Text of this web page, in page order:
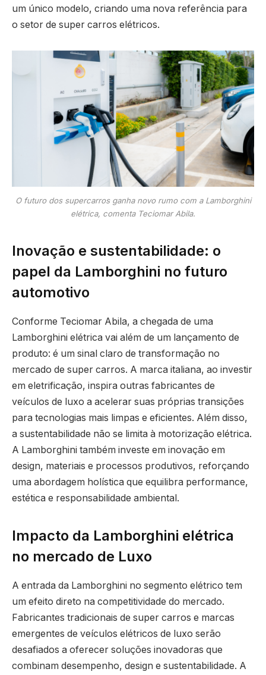
um único modelo, criando uma nova referência para
o setor de super carros elétricos.
O futuro dos supercarros ganha novo rumo com a Lamborghini
elétrica, comenta Teciomar Abila.
Inovação e sustentabilidade: o
papel da Lamborghini no futuro
automotivo
Conforme Teciomar Abila, a chegada de uma
Lamborghini elétrica vai além de um lançamento de
produto: é um sinal claro de transformação no
mercado de super carros. A marca italiana, ao investir
em eletrificação, inspira outras fabricantes de
veículos de luxo a acelerar suas próprias transições
para tecnologias mais limpas e eficientes. Além disso,
a sustentabilidade não se limita à motorização elétrica.
A Lamborghini também investe em inovação em
design, materiais e processos produtivos, reforçando
uma abordagem holística que equilibra performance,
estética e responsabilidade ambiental.
Impacto da Lamborghini elétrica
no mercado de Luxo
A entrada da Lamborghini no segmento elétrico tem
um efeito direto na competitividade do mercado.
Fabricantes tradicionais de super carros e marcas
emergentes de veículos elétricos de luxo serão
desafiados a oferecer soluções inovadoras que
combinam desempenho, design e sustentabilidade. A